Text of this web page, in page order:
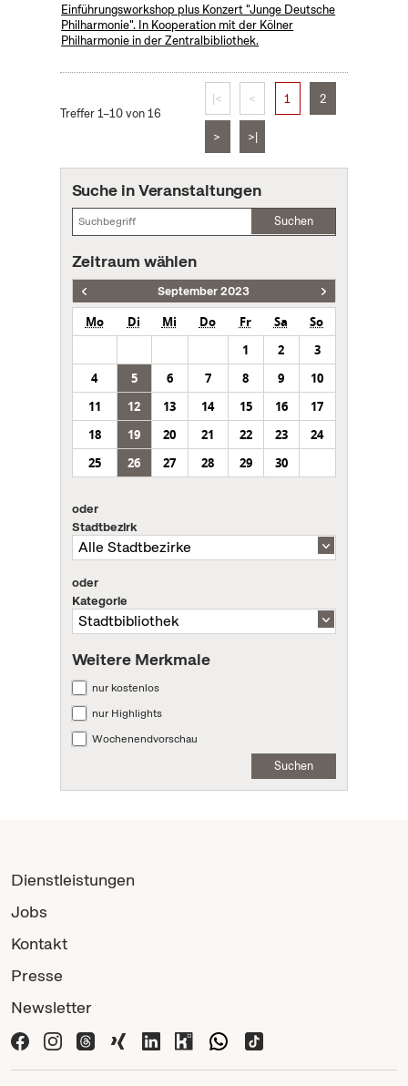
Einführungsworkshop plus Konzert "Junge Deutsche
Philharmonie". In Kooperation mit der Kölner
Philharmonie in der Zentralbibliothek.
Treffer 1–10 von 16
|< < 1 2
> >|
Suche in Veranstaltungen
Suchen
Zeitraum wählen
September 2023
Mo Di Mi Do Fr Sa
So
1
2
3
4
5 6 7 8 9
10
11
12 13 14 15 16
17
18
19 20 21 22 23
24
25
26 27 28 29 30
oder
Stadtbezirk
oder
Kategorie
Weitere Merkmale
nur kostenlos
nur Highlights
Wochenendvorschau
Suchen
Dienstleistungen
Jobs
Kontakt
Presse
Newsletter